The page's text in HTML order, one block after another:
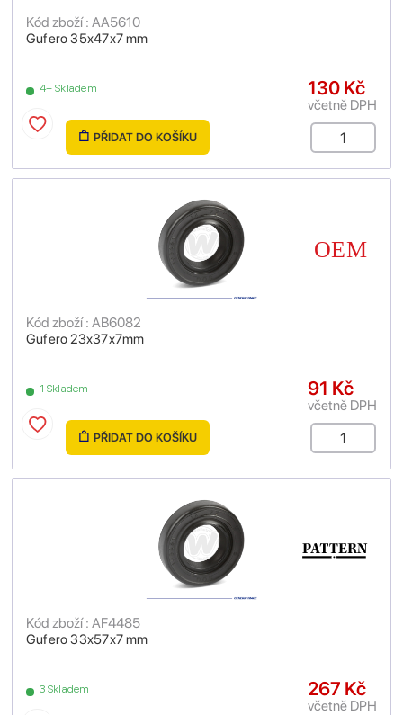
Gufero 35x47x7 mm
Kód zboží : AA5610
4+ Skladem 130 Kč
včetně DPH
PŘIDAT DO KOŠÍKU
Gufero 23x37x7mm
Kód zboží : AB6082
1 Skladem 91 Kč
včetně DPH
PŘIDAT DO KOŠÍKU
Gufero 33x57x7 mm
Kód zboží : AF4485
3 Skladem 267 Kč
včetně DPH